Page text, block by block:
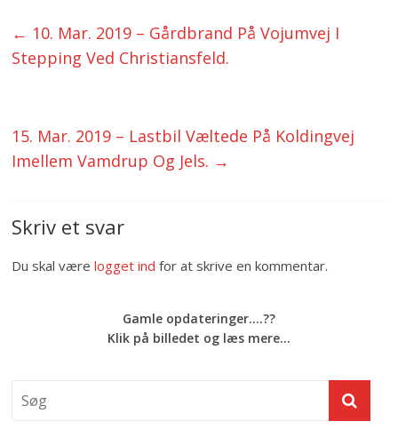
← 10. Mar. 2019 – Gårdbrand På Vojumvej I
Stepping Ved Christiansfeld.
15. Mar. 2019 – Lastbil Væltede På Koldingvej
Imellem Vamdrup Og Jels. →
Skriv et svar
Du skal værelogget ind for at skrive en kommentar.
Gamle opdateringer....??
Klik på billedet og læs mere...